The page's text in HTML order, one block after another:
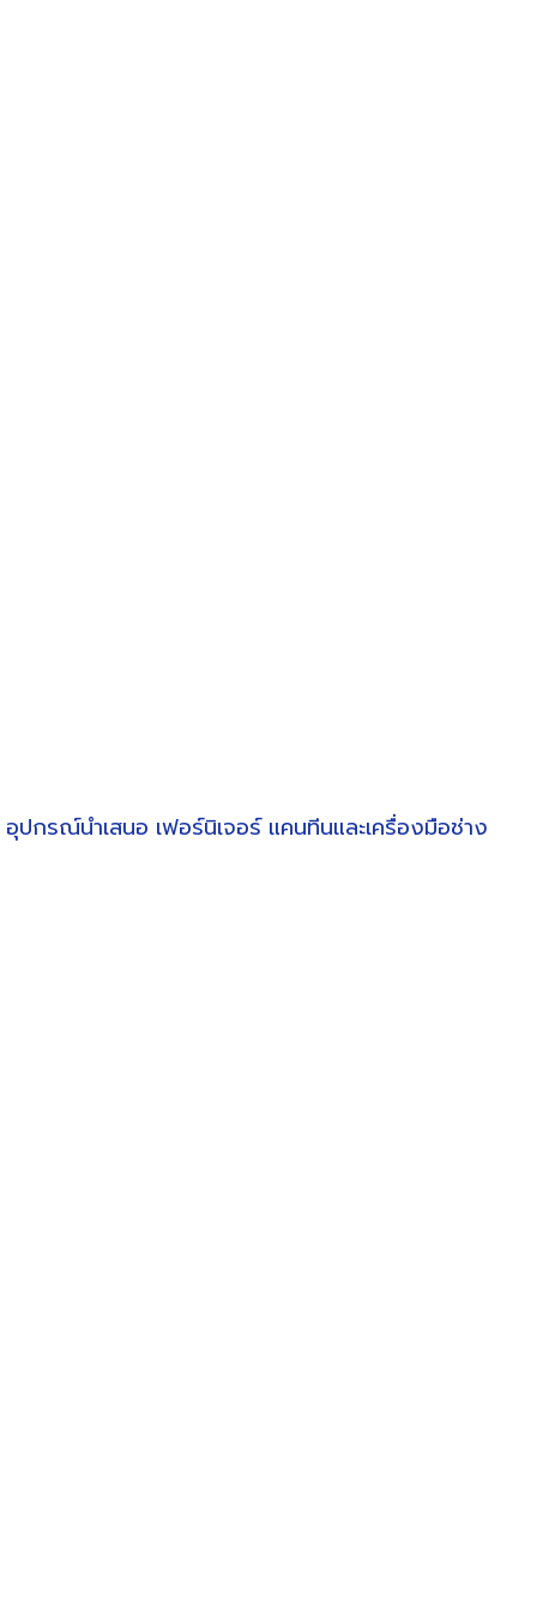
อุปกรณ์นำเสนอ เฟอร์นิเจอร์ แคนทีนและเครื่องมือช่าง